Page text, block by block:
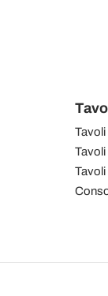
Tavoli
Tavoli
Tavoli